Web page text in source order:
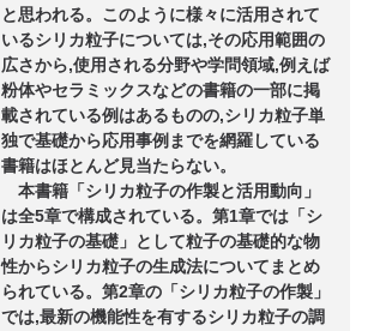
と思われる。このように様々に活用されて
いるシリカ粒子については,その応用範囲の
広さから,使用される分野や学問領域,例えば
粉体やセラミックスなどの書籍の一部に掲
載されている例はあるものの,シリカ粒子単
独で基礎から応用事例までを網羅している
書籍はほとんど見当たらない。
本書籍「シリカ粒子の作製と活用動向」
は全5章で構成されている。第1章では「シ
リカ粒子の基礎」として粒子の基礎的な物
性からシリカ粒子の生成法についてまとめ
られている。第2章の「シリカ粒子の作製」
では,最新の機能性を有するシリカ粒子の調